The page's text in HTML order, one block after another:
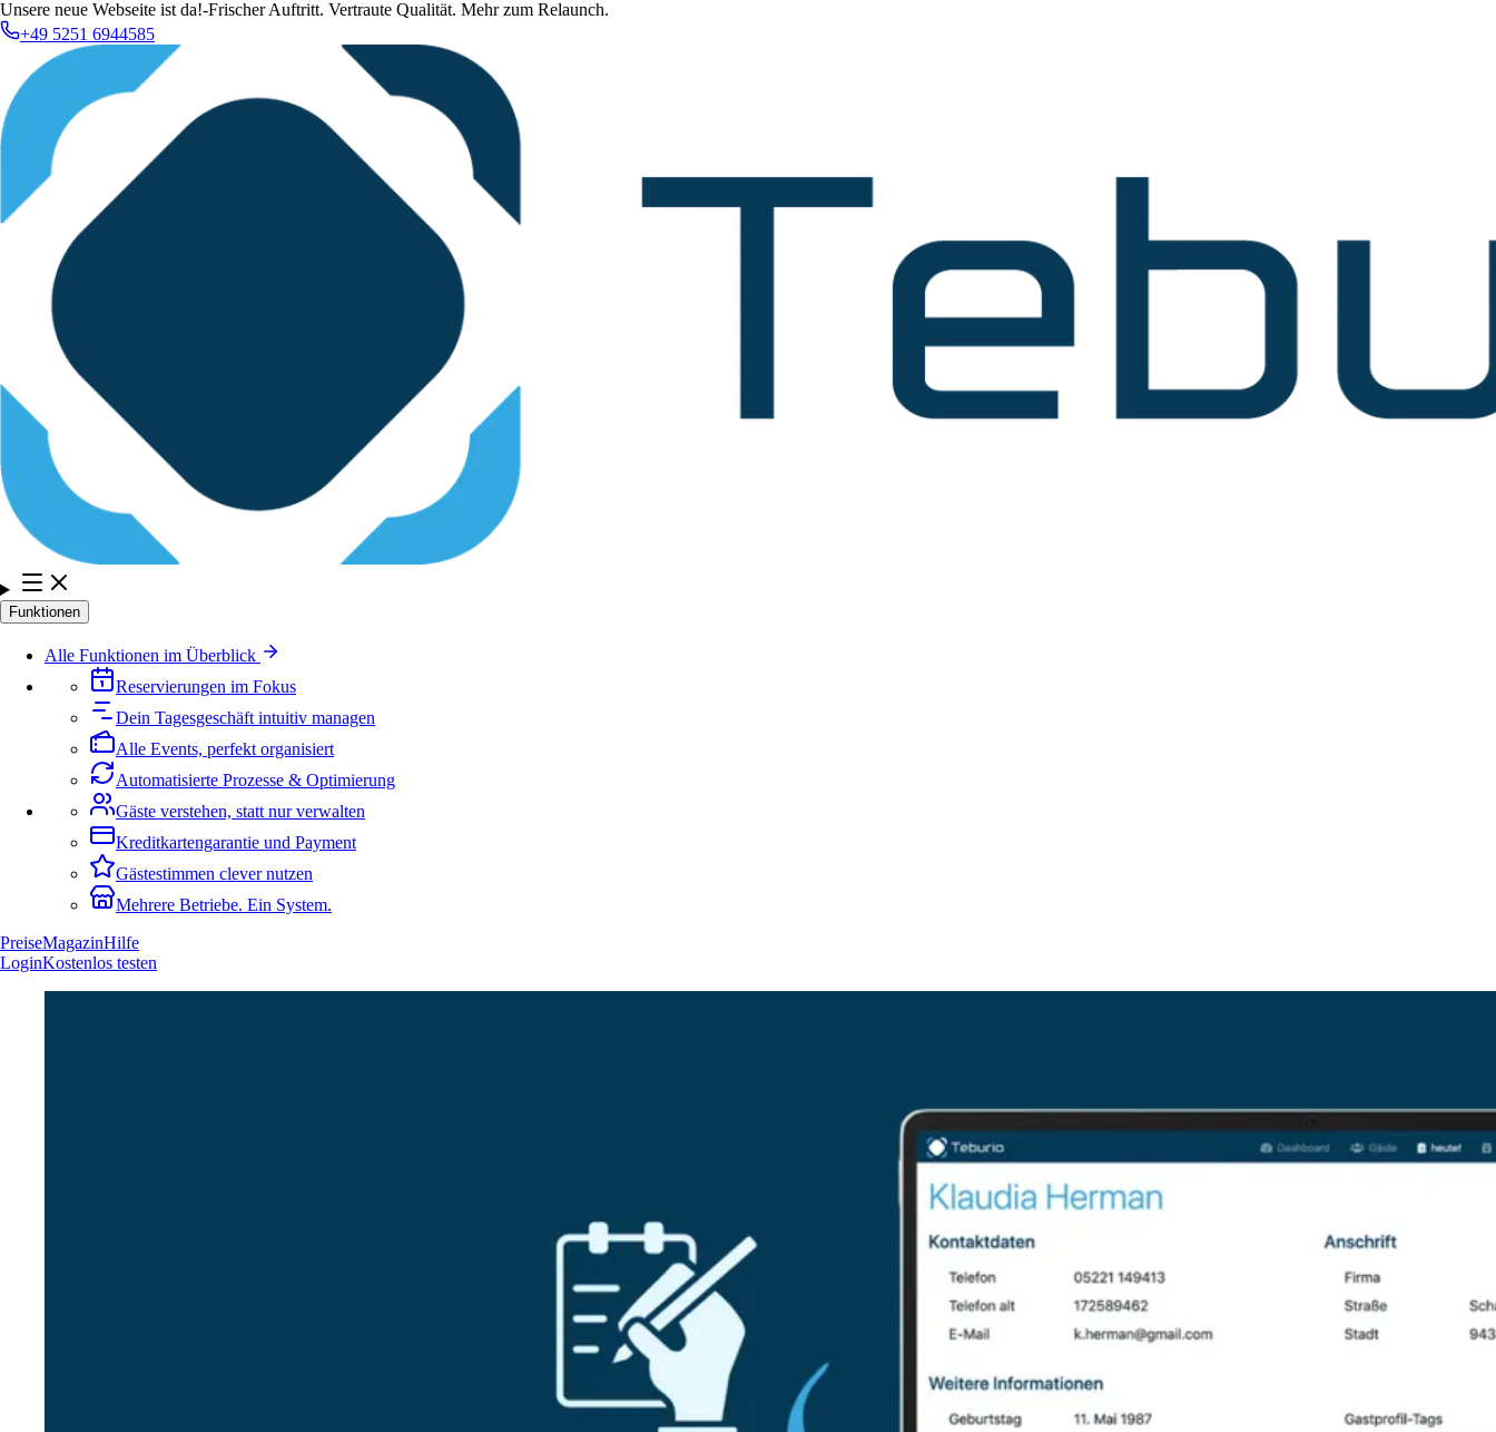
Unsere neue Webseite ist da!-Frischer Auftritt. Vertraute Qualität. Mehr zum Relaunch.
+49 5251 6944585
Funktionen
Alle Funktionen im Überblick
Reservierungen im Fokus
Dein Tagesgeschäft intuitiv managen
Alle Events, perfekt organisiert
Automatisierte Prozesse & Optimierung
Gäste verstehen, statt nur verwalten
Kreditkartengarantie und Payment
Gästestimmen clever nutzen
Mehrere Betriebe. Ein System.
PreiseMagazinHilfe
LoginKostenlos testen